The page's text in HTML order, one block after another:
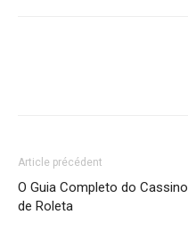
Article précédent
O Guia Completo do Cassino
de Roleta